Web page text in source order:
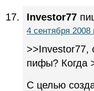
Investor77
4 сентября 2008
>>Investor77,
пифы? Когда
С целью